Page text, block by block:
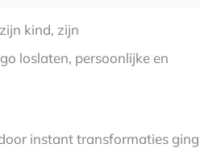
kind, zijn
loslaten, persoonlijke en
instant transformaties ging